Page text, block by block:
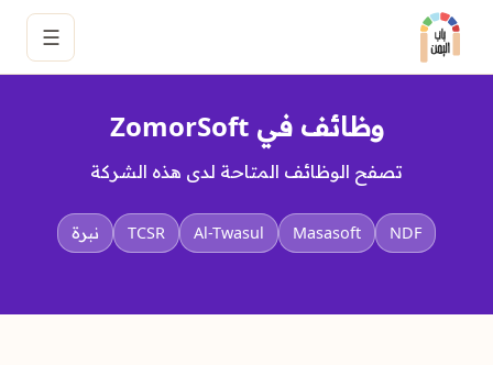
☰
وظائف في ZomorSoft
تصفح الوظائف المتاحة لدى هذه الشركة
NDF
Masasoft
Al-Twasul
TCSR نبرة